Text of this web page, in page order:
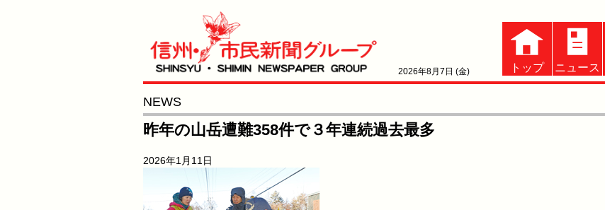
2026年8月7日 (金) トップ ニュース
NEWS
昨年の山岳遭難358件で３年連続過去最多
2026年1月11日